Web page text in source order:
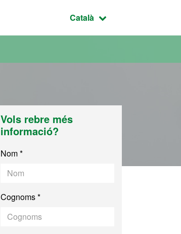
Idioma seleccionat:
Català
Vols rebre més
informació?
Nom *
Cognoms *